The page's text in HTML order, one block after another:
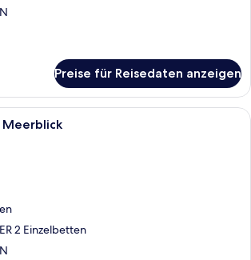
Preise für Reisedaten anzeigen
Ein Hotelzimmer mit zwei Betten,
Meerblick
2 Einzelbetten